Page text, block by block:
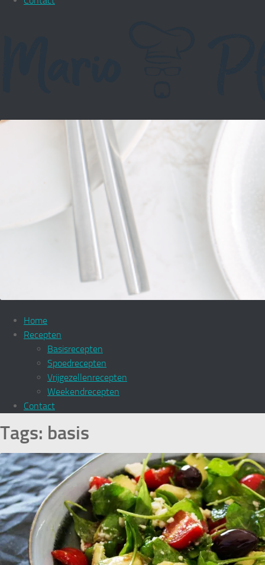
Home
Recepten
Basisrecepten
Spoedrecepten
Vrijgezellenrecepten
Weekendrecepten
Contact
Tags: basis